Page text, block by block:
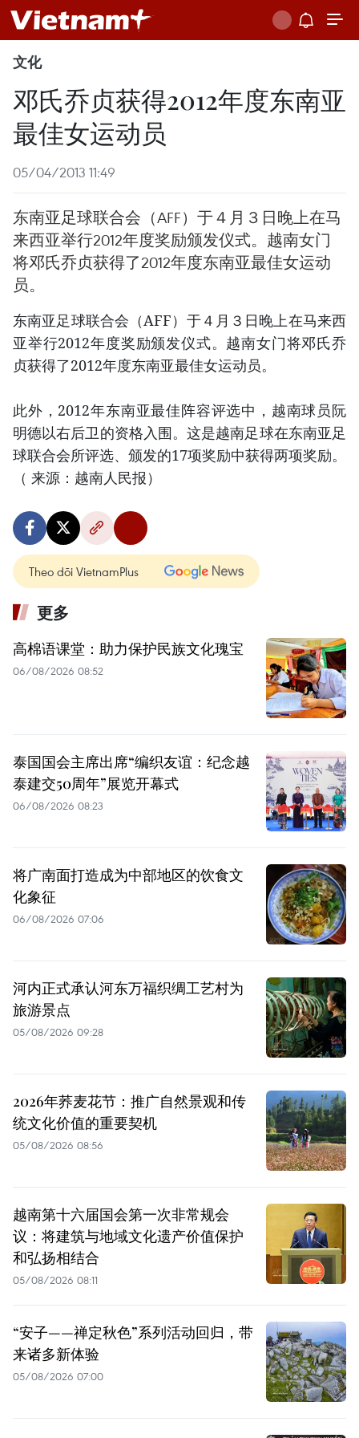
文化
邓氏乔贞获得2012年度东南亚
最佳女运动员
05/04/2013 11:49
东南亚足球联合会（AFF）于４月３日晚上在马
来西亚举行2012年度奖励颁发仪式。越南女门
将邓氏乔贞获得了2012年度东南亚最佳女运动
员。
东南亚足球联合会（AFF）于４月３日晚上在马来西
亚举行2012年度奖励颁发仪式。越南女门将邓氏乔
贞获得了2012年度东南亚最佳女运动员。
此外，2012年东南亚最佳阵容评选中，越南球员阮
明德以右后卫的资格入围。这是越南足球在东南亚足
球联合会所评选、颁发的17项奖励中获得两项奖励。
（ 来源：越南人民报）
Theo dõi VietnamPlus
更多
高棉语课堂：助力保护民族文化瑰宝
06/08/2026 08:52
泰国国会主席出席“编织友谊：纪念越
泰建交50周年”展览开幕式
06/08/2026 08:23
将广南面打造成为中部地区的饮食文
化象征
06/08/2026 07:06
河内正式承认河东万福织绸工艺村为
旅游景点
05/08/2026 09:28
2026年荞麦花节：推广自然景观和传
统文化价值的重要契机
05/08/2026 08:56
越南第十六届国会第一次非常规会
议：将建筑与地域文化遗产价值保护
和弘扬相结合
05/08/2026 08:11
“安子——禅定秋色”系列活动回归，带
来诸多新体验
05/08/2026 07:00